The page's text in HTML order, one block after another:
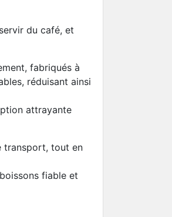
du café, et
fabriqués à
réduisant ainsi
attrayante
transport, tout en
fiable et